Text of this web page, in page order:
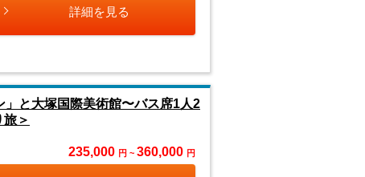
詳細を見る
」と大塚国際美術館〜バス席1人2
＞
235,000 円 ~ 360,000 円